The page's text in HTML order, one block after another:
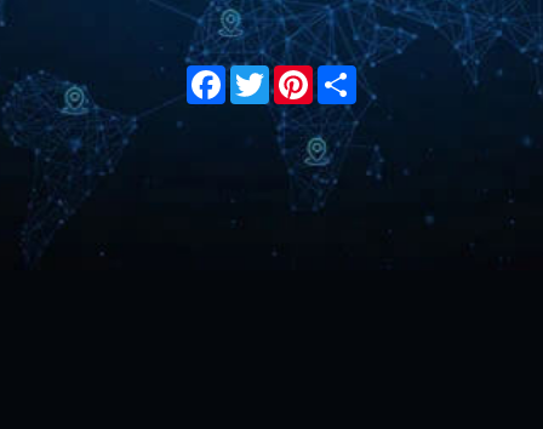
Facebook
TwitterPinterest
Share